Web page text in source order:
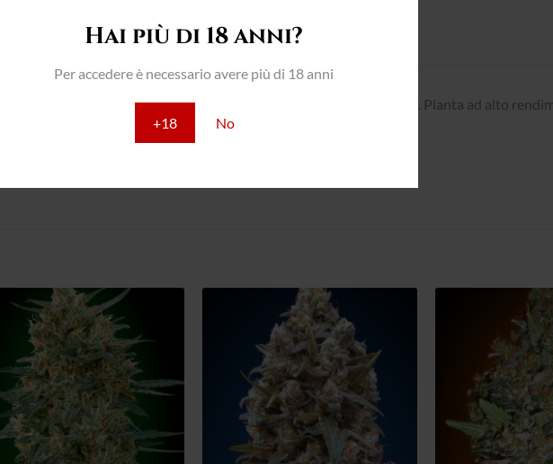
Hai più di 18 anni?
Per accedere è necessario avere più di 18 anni
+18 No
Versione veloce della Do-Si-Dos californiana. Prevalentemente indica. Pianta ad alto
cime dure e super resinose. Aromi con note di terra, fiori e dolci.
Aggiungi
desideri
alla lista
dei
desideri